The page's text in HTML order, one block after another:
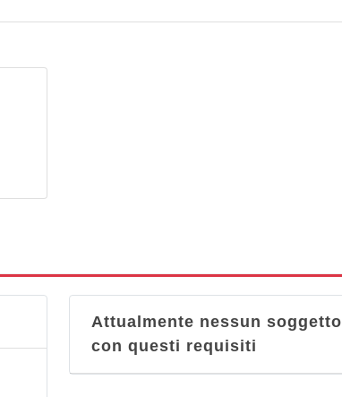
Attualmente nessun soggetto
con questi requisiti